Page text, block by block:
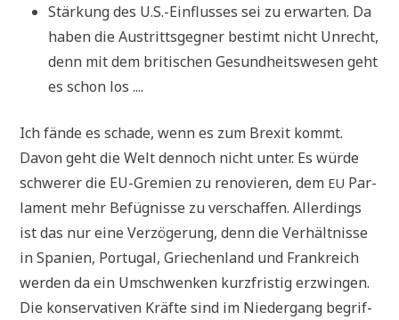
Stär­kung des U.S.-Einflusses sei zu erwar­ten. Da
haben die Aus­tritts­geg­ner bestimt nicht Unrecht,
denn mit dem bri­ti­schen Gesund­heits­we­sen geht
es schon los ....
Ich fän­de es scha­de, wenn es zum Brexit kommt.
Davon geht die Welt den­noch nicht unter. Es wür­de
schwe­rer die EU-Gre­mi­en zu reno­vie­ren, dem EU Par­
la­ment mehr Befüg­nis­se zu ver­schaf­fen. Aller­dings
ist das nur eine Ver­zö­ge­rung, denn die Ver­hält­nis­se
in Spa­ni­en, Por­tu­gal, Grie­chen­land und Frank­reich
wer­den da ein Umschwen­ken kurz­fri­stig erzwin­gen.
Die kon­ser­va­ti­ven Kräf­te sind im Nie­der­gang begrif­